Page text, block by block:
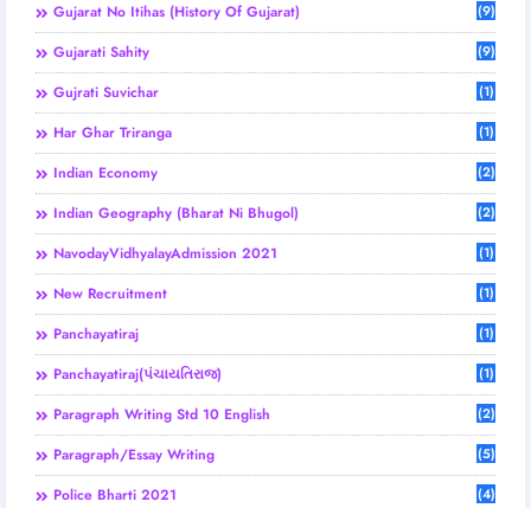
Gujarat No Itihas (History Of Gujarat) (9)
Gujarati Sahity (9)
Gujrati Suvichar (1)
Har Ghar Triranga (1)
Indian Economy (2)
Indian Geography (Bharat Ni Bhugol) (2)
NavodayVidhyalayAdmission 2021 (1)
New Recruitment (1)
Panchayatiraj (1)
Panchayatiraj(પંચાયતિરાજ) (1)
Paragraph Writing Std 10 English (2)
Paragraph/Essay Writing (5)
Police Bharti 2021 (4)